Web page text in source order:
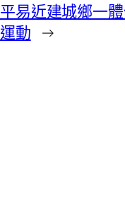
平易近建城鄉一
運動 →